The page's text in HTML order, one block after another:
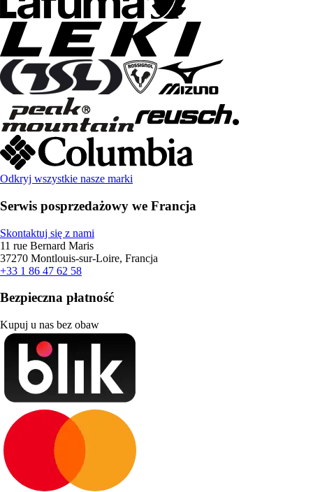
Odkryj wszystkie nasze marki
Serwis posprzedażowy we Francja
Skontaktuj się z nami
11 rue Bernard Maris
37270 Montlouis-sur-Loire, Francja
+33 1 86 47 62 58
Bezpieczna płatność
Kupuj u nas bez obaw